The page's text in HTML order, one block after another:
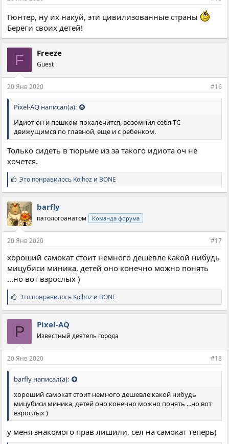
Гюнтер, ну их накуй, эти цивилизованные страны
Береги своих детей!
F Freeze
Guest
20 Янв 2020 #16
Pixel-AQ написал(а):
Идиот он и пешком покалечится, возомнил себя ТС
движущимся по главной, еще и с ребенком.
Только сидеть в тюрьме из за такого идиота оч не
хочется.
С
и
м
п
а
т
и
и
:
Это понравилось Kolhoz и BONE
barfly
патологоанатом Команда форума
20 Янв 2020 #17
хороший самокат стоит немного дешевле какой нибудь
мицубиси миника, детей оно конечно можно понять
...но вот взрослых )
С
и
м
п
а
и
и
:
Это понравилось Kolhoz и BONE
P Pixel-AQ
Известный деятель города
20 Янв 2020 #18
barfly написал(а):
хороший самокат стоит немного дешевле какой нибудь
мицубиси миника, детей оно конечно можно понять ...но вот
взрослых )
у меня знакомого прав лишили, сел на самокат теперь)